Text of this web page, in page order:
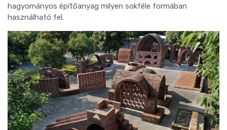
hagyományos építőanyag milyen sokféle formában
használható fel.